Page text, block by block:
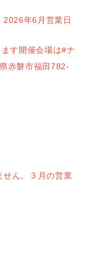
2026年6月営業日
す開催会場は#ナ
赤磐市福田782-
せん。３月の営業